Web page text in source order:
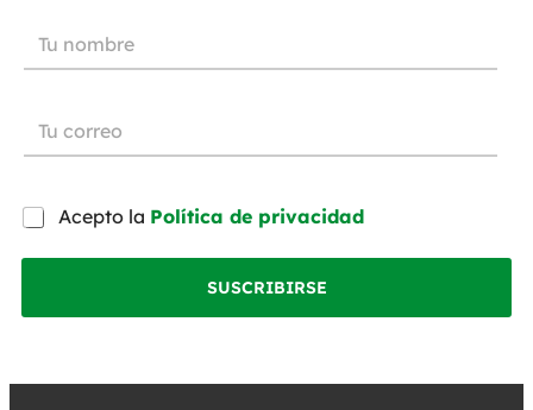
Acepto la Política de privacidad
SUSCRIBIRSE